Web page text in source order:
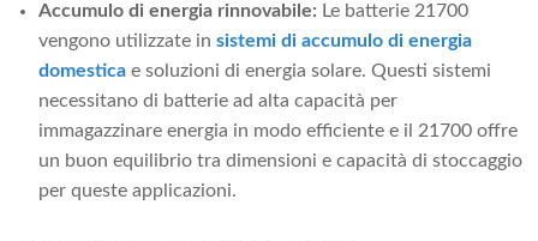
Accumulo di energia rinnovabile: Le batterie 21700
vengono utilizzate in sistemi di accumulo di energia
domestica e soluzioni di energia solare. Questi sistemi
necessitano di batterie ad alta capacità per
immagazzinare energia in modo efficiente e il 21700 offre
un buon equilibrio tra dimensioni e capacità di stoccaggio
per queste applicazioni.